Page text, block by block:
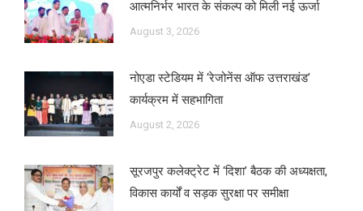
आत्मनिर्भर भारत के संकल्प को मिली नई ऊर्जा
August 3, 2026
नोएडा स्टेडियम में ‘रेजोनेंस ऑफ उत्तराखंड’
कार्यक्रम में सहभागिता
August 2, 2026
सूरजपुर कलेक्ट्रेट में ‘दिशा’ बैठक की अध्यक्षता,
विकास कार्यों व सड़क सुरक्षा पर समीक्षा